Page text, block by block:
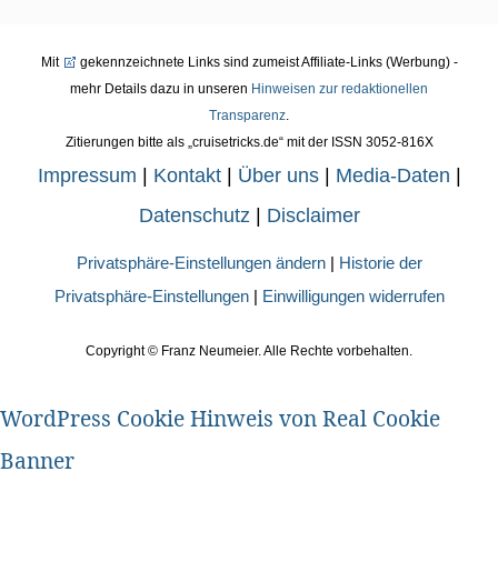
Mit
gekennzeichnete Links sind zumeist Affiliate-Links (Werbung) -
mehr Details dazu in unseren Hinweisen zur redaktionellen
Transparenz.
Zitierungen bitte als „cruisetricks.de“ mit der ISSN 3052-816X
Impressum | Kontakt| Über uns| Media-Daten |
Datenschutz | Disclaimer
Privatsphäre-Einstellungen ändern| Historie der
Privatsphäre-Einstellungen| Einwilligungen widerrufen
Copyright © Franz Neumeier. Alle Rechte vorbehalten.
WordPress Cookie Hinweis von Real Cookie
Banner